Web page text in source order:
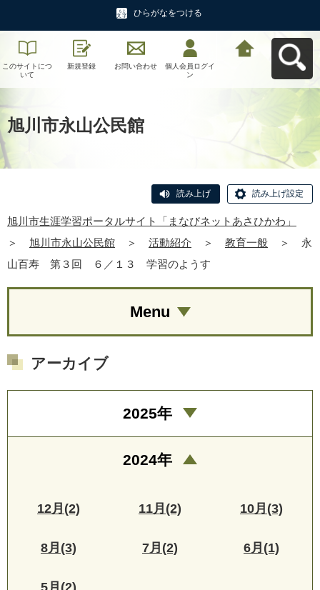
ひらがなをつける
このサイトにつ
いて
新規登録 お問い合わせ
個人会員ログイ
ン
旭川市永山公民館
読み上げ 読み上げ設定
旭川市生涯学習ポータルサイト「まなびネットあさひかわ」
＞
旭川市永山公民館 ＞ 活動紹介 ＞ 教育一般 ＞
永
山百寿 第３回 ６／１３ 学習のようす
Menu
アーカイブ
2025年
2024年
12月(2) 11月(2) 10月(3)
8月(3) 7月(2) 6月(1)
5月(2)